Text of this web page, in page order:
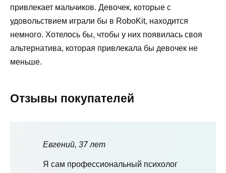
привлекает мальчиков. Девочек, которые с
удовольствием играли бы в RoboKit, находится
немного. Хотелось бы, чтобы у них появилась своя
альтернатива, которая привлекала бы девочек не
меньше.
Отзывы покупателей
Евгений, 37 лет
Я сам профессиональный психолог